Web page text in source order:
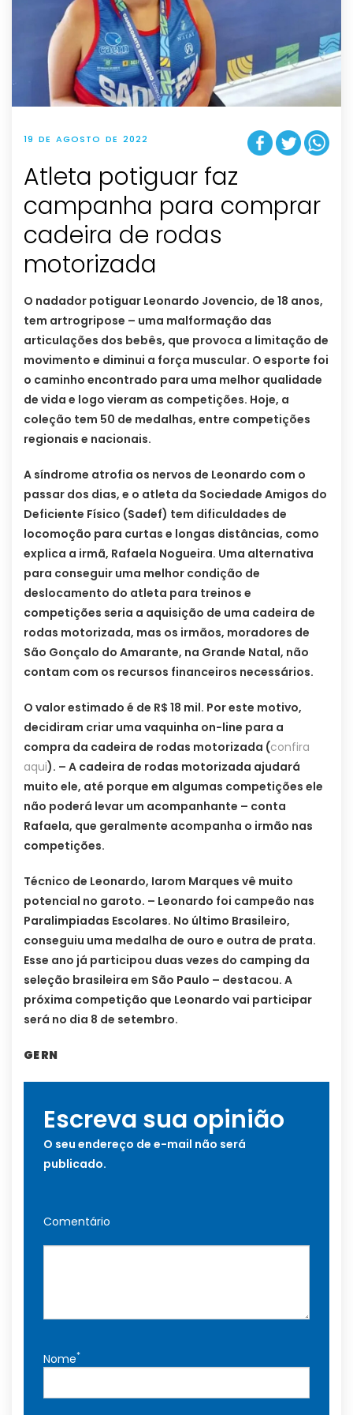
19 DE AGOSTO DE 2022
Atleta potiguar faz
campanha para comprar
cadeira de rodas
motorizada
O nadador potiguar Leonardo Jovencio, de 18 anos,
tem artrogripose – uma malformação das
articulações dos bebês, que provoca a limitação de
movimento e diminui a força muscular. O esporte foi
o caminho encontrado para uma melhor qualidade
de vida e logo vieram as competições. Hoje, a
coleção tem 50 de medalhas, entre competições
regionais e nacionais.
A síndrome atrofia os nervos de Leonardo com o
passar dos dias, e o atleta da Sociedade Amigos do
Deficiente Físico (Sadef) tem dificuldades de
locomoção para curtas e longas distâncias, como
explica a irmã, Rafaela Nogueira. Uma alternativa
para conseguir uma melhor condição de
deslocamento do atleta para treinos e
competições seria a aquisição de uma cadeira de
rodas motorizada, mas os irmãos, moradores de
São Gonçalo do Amarante, na Grande Natal, não
contam com os recursos financeiros necessários.
O valor estimado é de R$ 18 mil. Por este motivo,
decidiram criar uma vaquinha on-line para a
compra da cadeira de rodas motorizada (confira
aqui). – A cadeira de rodas motorizada ajudará
muito ele, até porque em algumas competições ele
não poderá levar um acompanhante – conta
Rafaela, que geralmente acompanha o irmão nas
competições.
Técnico de Leonardo, Iarom Marques vê muito
potencial no garoto. – Leonardo foi campeão nas
Paralimpiadas Escolares. No último Brasileiro,
conseguiu uma medalha de ouro e outra de prata.
Esse ano já participou duas vezes do camping da
seleção brasileira em São Paulo – destacou. A
próxima competição que Leonardo vai participar
será no dia 8 de setembro.
GE RN
Escreva sua opinião
O seu endereço de e-mail não será
publicado.
Comentário
Nome*